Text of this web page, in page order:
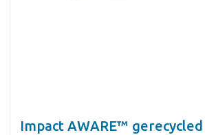
Impact AWARE™